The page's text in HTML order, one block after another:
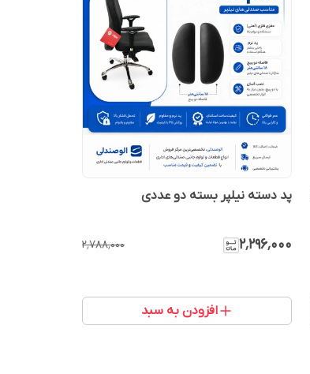
پد دسته نیلپر بسته دو عددی
۲٬۲۹۶٬۰۰۰ ۲٬۷۸۸٬۰۰۰
افزودن به سبد